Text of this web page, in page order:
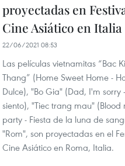
proyectadas en
Cine Asiático en Italia
22/06/2021 08:53
Las películas vietnamitas “Bac
Thang” (Home Sweet Home -
Dulce), "Bo Gia" (Dad, I'm sorry
siento), "Tiec trang mau" (Blood
party - Fiesta de la luna de
"Rom", son proyectadas en el
Cine Asiático en Roma, Italia.